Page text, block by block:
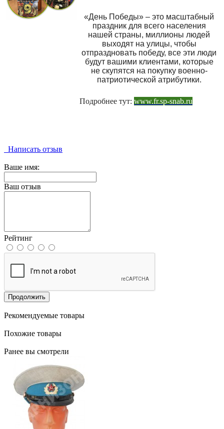
«День Победы» – это масштабный
праздник для всего населения
нашей страны, миллионы людей
выходят на улицы, чтобы
отпраздновать победу, все эти люди
будут вашими клиентами, которые
не скупятся на покупку военно-
патриотической атрибутики.
Подробнее тут: www.fr.sp-snab.ru
Написать отзыв
Ваше имя:
Ваш отзыв
Рейтинг
Продолжить
Рекомендуемые товары
Похожие товары
Ранее вы смотрели